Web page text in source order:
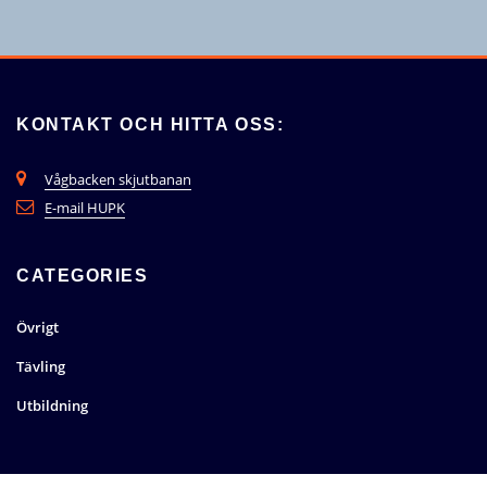
KONTAKT OCH HITTA OSS:
Vågbacken skjutbanan
E-mail HUPK
CATEGORIES
Övrigt
Tävling
Utbildning